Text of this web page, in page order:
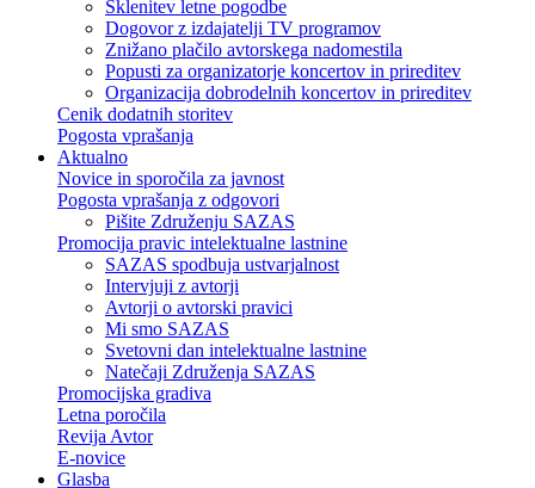
Sklenitev letne pogodbe
Dogovor z izdajatelji TV programov
Znižano plačilo avtorskega nadomestila
Popusti za organizatorje koncertov in prireditev
Organizacija dobrodelnih koncertov in prireditev
Cenik dodatnih storitev
Pogosta vprašanja
Aktualno
Novice in sporočila za javnost
Pogosta vprašanja z odgovori
Pišite Združenju SAZAS
Promocija pravic intelektualne lastnine
SAZAS spodbuja ustvarjalnost
Intervjuji z avtorji
Avtorji o avtorski pravici
Mi smo SAZAS
Svetovni dan intelektualne lastnine
Natečaji Združenja SAZAS
Promocijska gradiva
Letna poročila
Revija Avtor
E-novice
Glasba